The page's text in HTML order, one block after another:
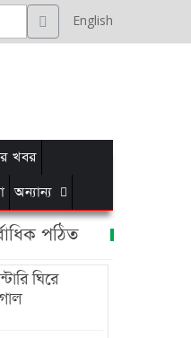
English
খবর
অন্যান্য
পঠিত
ঘিরে